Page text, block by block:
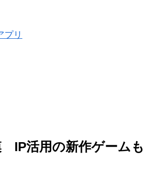
プリ
IP活用の新作ゲームも